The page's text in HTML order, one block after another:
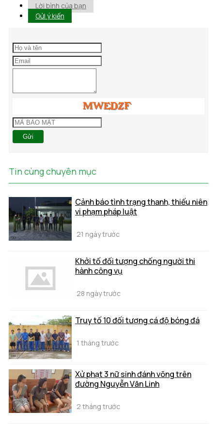
Lời bình của bạn
Gửi ý kiến
Gửi
Tin cùng chuyên mục
Cảnh báo tình trạng thanh, thiếu niên
vi phạm pháp luật
21 ngày trước
Khởi tố đối tượng chống người thi
hành công vụ
28 ngày trước
Truy tố 10 đối tượng cá độ bóng đá
1 tháng trước
Xử phạt 3 nữ sinh đánh võng trên
đường Nguyễn Văn Linh
2 tháng trước